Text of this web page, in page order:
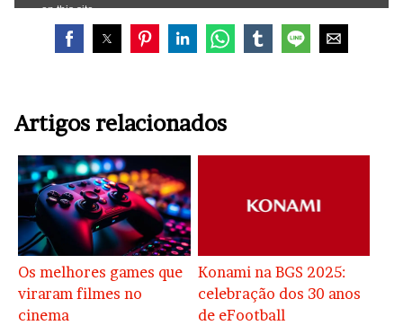
Artigos relacionados
Os melhores games que
viraram filmes no
cinema
Konami na BGS 2025:
celebração dos 30 anos
de eFootball